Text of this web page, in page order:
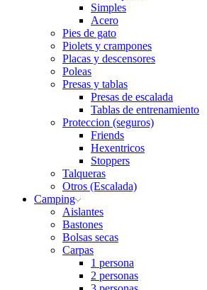
Simples
Acero
Pies de gato
Piolets y crampones
Placas y descensores
Poleas
Presas y tablas
Presas de escalada
Tablas de entrenamiento
Proteccion (seguros)
Friends
Hexentricos
Stoppers
Talqueras
Otros (Escalada)
Camping
Aislantes
Bastones
Bolsas secas
Carpas
1 persona
2 personas